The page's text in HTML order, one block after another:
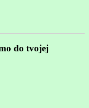
do tvojej